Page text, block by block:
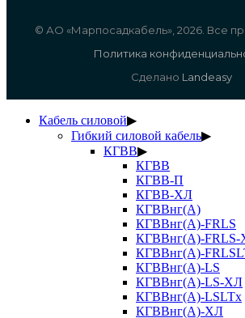
© АО «Марпосадкабель», 2026. Все
Политика
Сделано Landeasy
Кабель силовой▶
Гибкий силовой кабель▶
КГВВ▶
КГВВ
КГВВ-П
КГВВ-ХЛ
КГВВнг(А)
КГВВнг(А)-FRLS
КГВВнг(А)-
КГВВнг(А)-
КГВВнг(А)-LS
КГВВнг(А)-LS-ХЛ
КГВВнг(А)-LSLTx
КГВВнг(А)-ХЛ